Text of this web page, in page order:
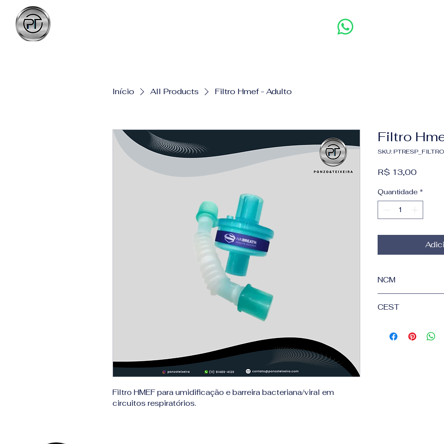
Início All Products Filtro Hmef - Adulto
Filtro HMEF para umidificação e barreira bacteriana/viral em
circuitos respiratórios.
Filtro
SKU:
R$ 13,00Preço
Quantidade *
NCM
CEST